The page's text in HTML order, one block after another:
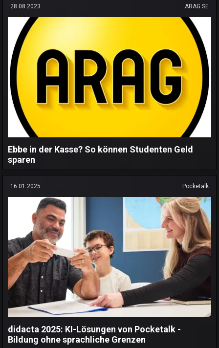
28.08.2023 ARAG SE
Ebbe in der Kasse? So können Studenten Geld
sparen
16.01.2025 Pocketalk
didacta 2025: KI-Lösungen von Pocketalk -
Bildung ohne sprachliche Grenzen